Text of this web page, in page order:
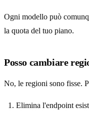
Ogni modello può
la quota del tuo piano.
Posso cambiare
No, le regioni sono fisse.
Elimina l'endpoint